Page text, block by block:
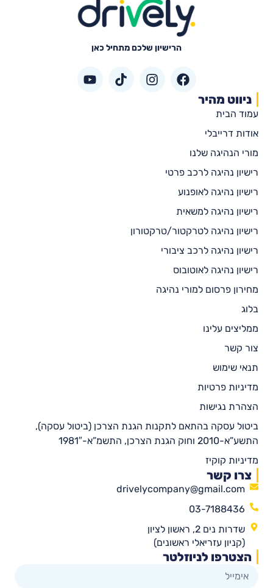
הרישיון שלכם מתחיל כאן
ניווט מהיר
עמוד הבית
אודות דרייבלי
מורי הנהיגה שלנו
רישיון נהיגה לרכב פרטי
רישיון נהיגה לאופנוע
רישיון נהיגה למשאית
רישיון נהיגה לטרקטור/טרקטורון
רישיון נהיגה לרכב ציבורי
רישיון נהיגה לאוטובוס
מחירון פרסום למורי נהיגה
בלוג
ממליצים עלינו
צור קשר
תנאי שימוש
מדיניות פרטיות
הצהרת נגישות
ביטול עסקה בהתאם לתקנות הגנת הצרכן (ביטול עסקה),
התשע”א-2010 וחוק הגנת הצרכן, התשמ”א-1981″
מדיניות קוקיז
צרו קשר
drivelycompany@gmail.com
03-7188436
שדרות נים 2, ראשון לציון
(קניון עזריאלי ראשונים)
הצטרפו לניוזלטר